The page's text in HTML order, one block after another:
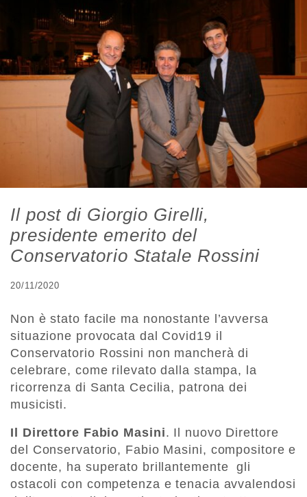
Il post di Giorgio Girelli,
presidente emerito del
Conservatorio Statale Rossini
20/11/2020
Non è stato facile ma nonostante l’avversa
situazione provocata dal Covid19 il
Conservatorio Rossini non mancherà di
celebrare, come rilevato dalla stampa, la
ricorrenza di Santa Cecilia, patrona dei
musicisti.
Il Direttore Fabio Masini. Il nuovo Direttore
del Conservatorio, Fabio Masini, compositore e
docente, ha superato brillantemente gli
ostacoli con competenza e tenacia avvalendosi